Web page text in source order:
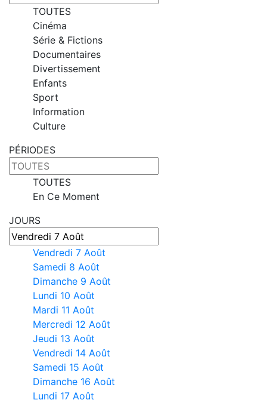
TOUTES
Cinéma
Série & Fictions
Documentaires
Divertissement
Enfants
Sport
Information
Culture
PÉRIODES
TOUTES
En Ce Moment
JOURS
Vendredi 7 Août
Samedi 8 Août
Dimanche 9 Août
Lundi 10 Août
Mardi 11 Août
Mercredi 12 Août
Jeudi 13 Août
Vendredi 14 Août
Samedi 15 Août
Dimanche 16 Août
Lundi 17 Août